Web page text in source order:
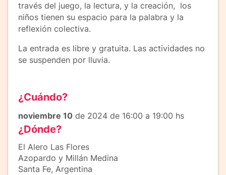
través del juego, la lectura, y la creación, los
niños tienen su espacio para la palabra y la
reflexión colectiva.
La entrada es libre y gratuita. Las actividades no
se suspenden por lluvia.
¿Cuándo?
noviembre 10 de 2024 de 16:00 a 19:00 hs
¿Dónde?
El Alero Las Flores
Azopardo y Millán Medina
Santa Fe, Argentina